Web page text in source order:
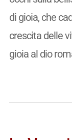
di gioia, che
crescita delle
gioia al dio